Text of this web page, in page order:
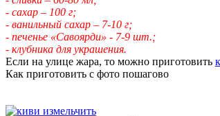
- сахар – 100 г;
- ванильный сахар – 7-10 г;
- печенье «Савоярди» - 7-9 шт.;
- клубника для украшения.
Если на улице жара, то можно приготовить
Как приготовить с фото пошагово